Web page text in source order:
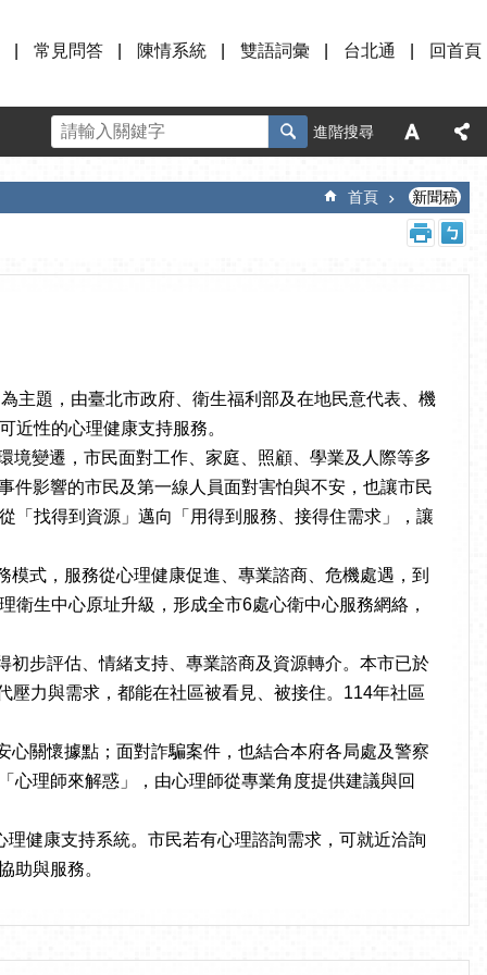
常見問答 陳情系統 雙語詞彙 台北通 回首頁
進階搜尋
首頁 新聞稿
題，由臺北市政府、衛生福利部及在地民意代表、機
近性的心理健康支持服務。
變遷，市民面對工作、家庭、照顧、學業及人際等多
件影響的市民及第一線人員面對害怕與不安，也讓市民
「找得到資源」邁向「用得到服務、接得住需求」，讓
式，服務從心理健康促進、專業諮商、危機處遇，到
生中心原址升級，形成全市6處心衛中心服務網絡，
步評估、情緒支持、專業諮商及資源轉介。本市已於
力與需求，都能在社區被看見、被接住。114年社區
關懷據點；面對詐騙案件，也結合本府各局處及警察
心理師來解惑」，由心理師從專業角度提供建議與回
健康支持系統。市民若有心理諮詢需求，可就近洽詢
助與服務。